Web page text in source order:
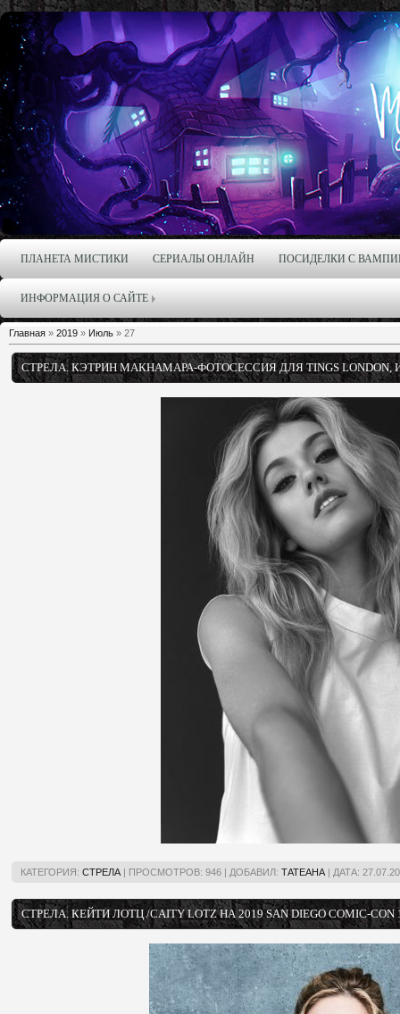
ПЛАНЕТА МИСТИКИ СЕРИАЛЫ ОНЛАЙН ПОСИДЕЛКИ С
ИНФОРМАЦИЯ О САЙТЕ
Главная » 2019 » Июль » 27
СТРЕЛА. КЭТРИН МАКНАМАРА-ФОТОСЕССИЯ ДЛЯ TINGS LONDON,
КАТЕГОРИЯ: СТРЕЛА | ПРОСМОТРОВ: 946 | ДОБАВИЛ: ТАТЕАНА | ДАТА:
СТРЕЛА. КЕЙТИ ЛОТЦ /CAITY LOTZ НА 2019 SAN DIEGO COMIC-CON